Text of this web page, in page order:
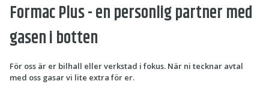
Formac Plus - en personlig partner med
gasen i botten
För oss är er bilhall eller verkstad i fokus. När ni tecknar avtal
med oss gasar vi lite extra för er.